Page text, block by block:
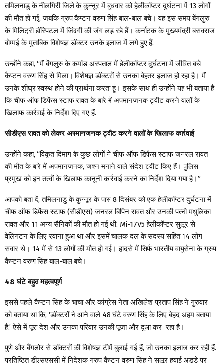
तमिलनाडु के नीलगिरी जिले के कुन्नूर में बुधवार को हेलीकॉप्टर दुर्घटना में 13 लोगों
की मौत हो गई, जबकि ग्रुप कैप्टन वरुण सिंह बाल-बाल बचे। वह इस समय बेंगलुरु
के मिलिट्री हॉस्पिटल में जिंदगी की जंग लड़ रहे हैं। कर्नाटक के मुख्यमंत्री बसवराज
बोम्मई के मुताबिक विशेषज्ञ डॉक्टर उनके इलाज में लगे हुए हैं.
उन्होंने कहा, “मैं बेंगलुरु के कमांड अस्पताल में हेलीकॉप्टर दुर्घटना में जीवित बचे
कैप्टन वरुण सिंह से मिला। विशेषज्ञ डॉक्टरों से उनका बेहतर इलाज हो रहा है। मैं
उनके शीघ्र स्वस्थ होने की प्रार्थना करता हूं। इसके साथ ही उन्होंने यह भी बताया है
कि चीफ ऑफ डिफेंस स्टाफ रावत के बारे में अपमानजनक ट्वीट करने वालों के
खिलाफ कार्रवाई के निर्देश दिए गए हैं.
सीडीएस रावत को लेकर अपमानजनक ट्वीट करने वालों के खिलाफ कार्रवाई
उन्होंने कहा, “विकृत दिमाग के कुछ लोगों ने चीफ ऑफ डिफेंस स्टाफ जनरल रावत
की मौत के बारे में अपमानजनक, जश्न मनाने वाले संदेश ट्वीट किए हैं। पुलिस
प्रमुख को इन तत्वों के खिलाफ कानूनी कार्रवाई करने का निर्देश दिया गया है।”
आपको बता दें, तमिलनाडु के कुन्नूर के पास 8 दिसंबर को एक हेलीकॉप्टर दुर्घटना में
चीफ ऑफ डिफेंस स्टाफ (सीडीएस) जनरल बिपिन रावत और उनकी पत्नी मधुलिका
रावत और 11 अन्य सैनिकों की मौत हो गई थी. Mi-17V5 हेलीकॉप्टर सुलूर से
वेलिंगटन के लिए रवाना हुआ था और इसमें चालक दल के सदस्य सहित 14 लोग
सवार थे। 14 में से 13 लोगों की मौत हो गई। हादसे में सिर्फ भारतीय वायुसेना के ग्रुप
कैप्टन वरुण सिंह बाल-बाल बचे।
48 घंटे बहुत महत्वपूर्ण
इससे पहले कैप्टन सिंह के चाचा और कांग्रेस नेता अखिलेश प्रताप सिंह ने गुरुवार
को बताया था कि, ‘डॉक्टरों ने आने वाले 48 घंटे वरुण सिंह के लिए बेहद अहम बताया
है.’ ऐसे में पूरा देश और उनका परिवार उनकी पूजा और दुआ कर रहा है।
पुणे और बैंगलोर से डॉक्टरों की विशेषज्ञ टीमें बुलाई गई हैं, जो उनका इलाज कर रही हैं.
प्रतिष्ठित डीएसएससी में निदेशक ग्रुप कैप्टन वरुण सिंह ने सुलूर हवाई अड्डे पर